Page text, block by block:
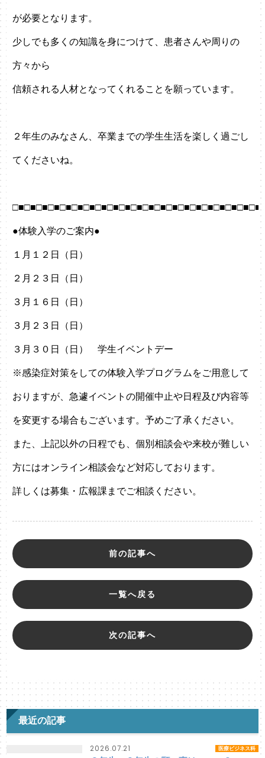
が必要となります。
少しでも多くの知識を身につけて、患者さんや周りの
方々から
信頼される人材となってくれることを願っています。
２年生のみなさん、卒業までの学生生活を楽しく過ごし
てくださいね。
●体験入学のご案内●
１月１２日（日）
２月２３日（日）
３月１６日（日）
３月２３日（日）
３月３０日（日） 学生イベントデー
※感染症対策をしての体験入学プログラムをご用意して
おりますが、急遽イベントの開催中止や日程及び内容等
を変更する場合もございます。予めご了承ください。
また、上記以外の日程でも、個別相談会や来校が難しい
方にはオンライン相談会など対応しております。
詳しくは募集・広報課までご相談ください。
前の記事へ
一覧へ戻る
次の記事へ
最近の記事
2026.07.21 医療ビジネス科